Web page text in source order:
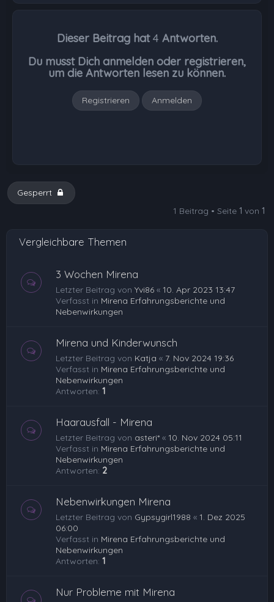
Dieser Beitrag hat4 Antworten.
Du musst Dich anmelden oder registrieren,
um die Antworten lesen zu können.
Registrieren Anmelden
Gesperrt
1 Beitrag • Seite 1 von 1
Vergleichbare Themen
3 Wochen Mirena
Letzter Beitrag von Yvi86 « 10. Apr 2023 13:47
Verfasst in Mirena Erfahrungsberichte und
Nebenwirkungen
Mirena und Kinderwunsch
Letzter Beitrag von Katja « 7. Nov 2024 19:36
Verfasst in Mirena Erfahrungsberichte und
Nebenwirkungen
Antworten: 1
Haarausfall - Mirena
Letzter Beitrag von asteri* « 10. Nov 2024 05:11
Verfasst in Mirena Erfahrungsberichte und
Nebenwirkungen
Antworten: 2
Nebenwirkungen Mirena
Letzter Beitrag von Gypsygirl1988 « 1. Dez 2025
06:00
Verfasst in Mirena Erfahrungsberichte und
Nebenwirkungen
Antworten: 1
Nur Probleme mit Mirena